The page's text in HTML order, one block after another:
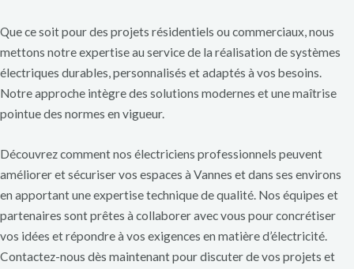
Que ce soit pour des projets résidentiels ou commerciaux, nous
mettons notre expertise au service de la réalisation de systèmes
électriques durables, personnalisés et adaptés à vos besoins.
Notre approche intègre des solutions modernes et une maîtrise
pointue des normes en vigueur.
Découvrez comment nos électriciens professionnels peuvent
améliorer et sécuriser vos espaces à Vannes et dans ses environs
en apportant une expertise technique de qualité. Nos équipes et
partenaires sont prêtes à collaborer avec vous pour concrétiser
vos idées et répondre à vos exigences en matière d’électricité.
Contactez-nous dès maintenant pour discuter de vos projets et